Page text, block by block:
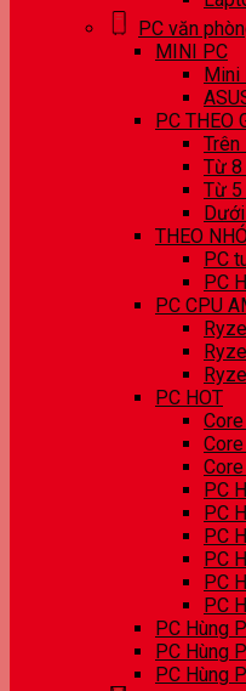
PC văn
MINI PC
Mini
PC THEO
Trên
Từ
Từ 5
THEO
PC
PC
PC CPU
PC HOT
PC
PC
PC
PC
PC
PC
PC Hùng
PC Hùng
PC Hùng